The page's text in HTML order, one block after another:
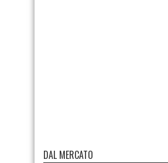
DAL MERCATO